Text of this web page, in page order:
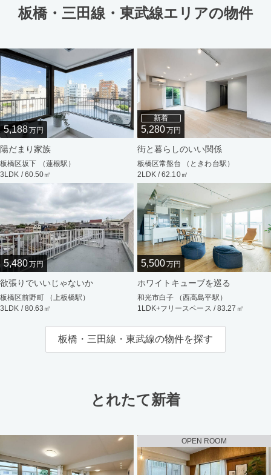
板橋・三田線・東武線エリアの物件
5,188万円
陽だまり家族
板橋区坂下 （蓮根駅）
3LDK / 60.50㎡
新着
5,280万円
街と暮らしのいい関係
板橋区常盤台 （ときわ台駅）
2LDK / 62.10㎡
5,480万円
欲張りでいいじゃないか
板橋区前野町 （上板橋駅）
3LDK / 80.63㎡
5,500万円
ホワイトキューブを巡る
和光市白子 （西高島平駅）
1LDK+フリースペース / 83.27㎡
板橋・三田線・東武線の物件を探す
とれたて新着
OPEN ROOM